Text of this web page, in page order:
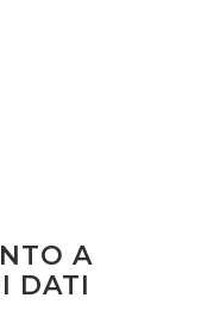
A
DATI